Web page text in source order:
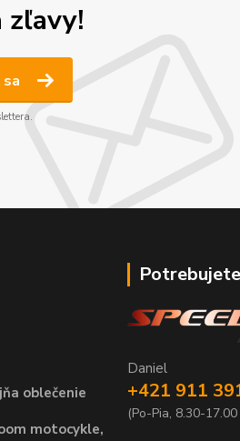
zľavy!
oblečenie
motocykle,
Daniel
+421 911
(Po-Pia, 8.30-17.00